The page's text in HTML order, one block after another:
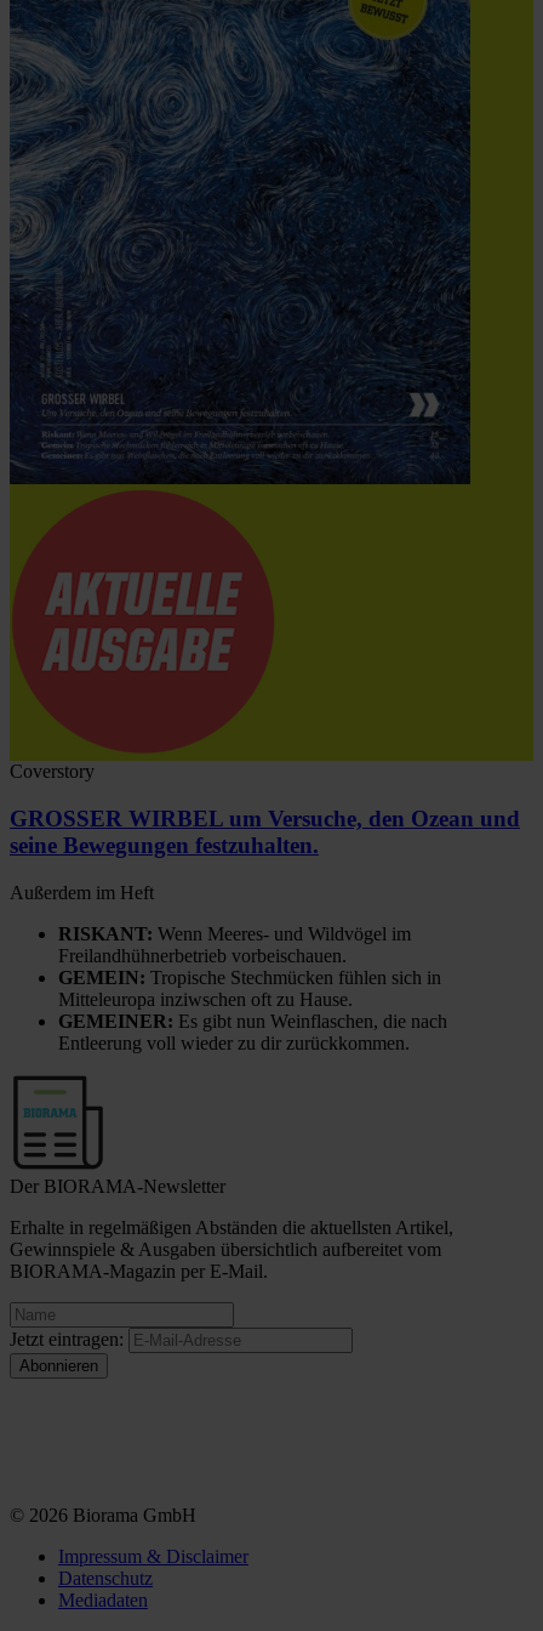
Coverstory
GROSSER WIRBEL um Versuche, den Ozean und
seine Bewegungen festzuhalten.
Außerdem im Heft
RISKANT: Wenn Meeres- und Wildvögel im
Freilandhühnerbetrieb vorbeischauen.
GEMEIN: Tropische Stechmücken fühlen sich in
Mitteleuropa inziwschen oft zu Hause.
GEMEINER: Es gibt nun Weinflaschen, die nach
Entleerung voll wieder zu dir zurückkommen.
Der BIORAMA-Newsletter
Erhalte in regelmäßigen Abständen die aktuellsten Artikel,
Gewinnspiele & Ausgaben übersichtlich aufbereitet vom
BIORAMA-Magazin per E-Mail.
Jetzt eintragen:
© 2026 Biorama GmbH
Impressum & Disclaimer
Datenschutz
Mediadaten